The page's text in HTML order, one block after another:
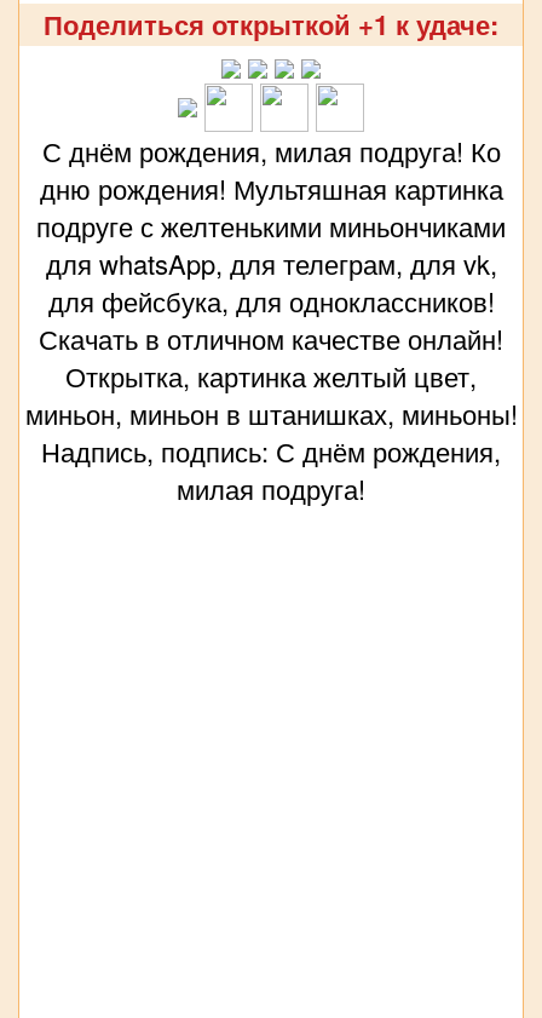
Поделиться открыткой +1 к удаче:
С днём рождения, милая подруга! Ко
дню рождения! Мультяшная картинка
подруге с желтенькими миньончиками
для whatsApp, для телеграм, для vk,
для фейсбука, для одноклассников!
Скачать в отличном качестве онлайн!
Открытка, картинка желтый цвет,
миньон, миньон в штанишках, миньоны!
Надпись, подпись: С днём рождения,
милая подруга!